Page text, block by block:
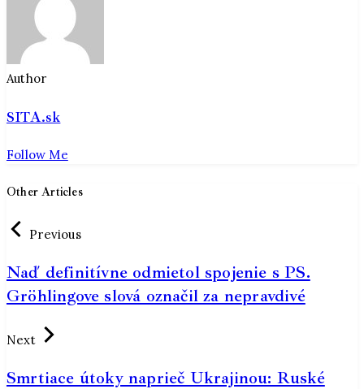
Author
SITA.sk
Follow Me
Other Articles
Previous
Naď definitívne odmietol spojenie s PS.
Gröhlingove slová označil za nepravdivé
Next
Smrtiace útoky naprieč Ukrajinou: Ruské